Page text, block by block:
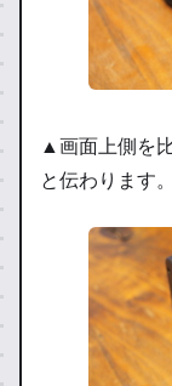
▲画面上側を
と伝わります。